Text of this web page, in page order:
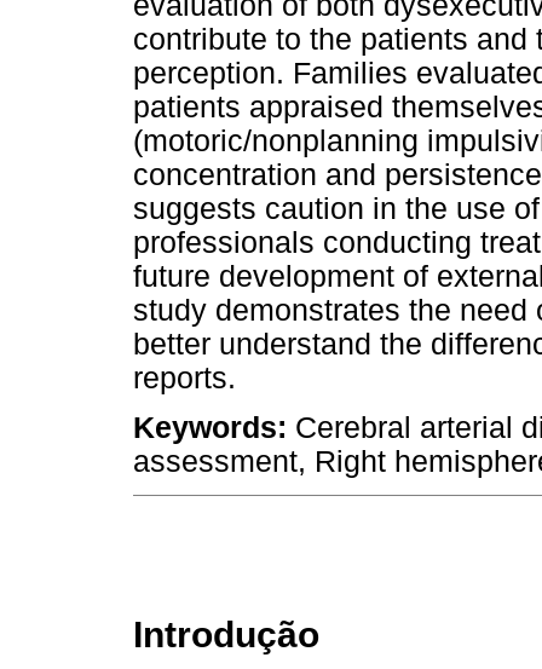
contribute to the patients
perception. Families
patients appraised
(motoric/nonplanning
concentration and
suggests caution in the use
professionals conducting
future development of
study demonstrates the
better understand the
reports.
Keywords: Cerebral arterial
assessment, Right
Introdução